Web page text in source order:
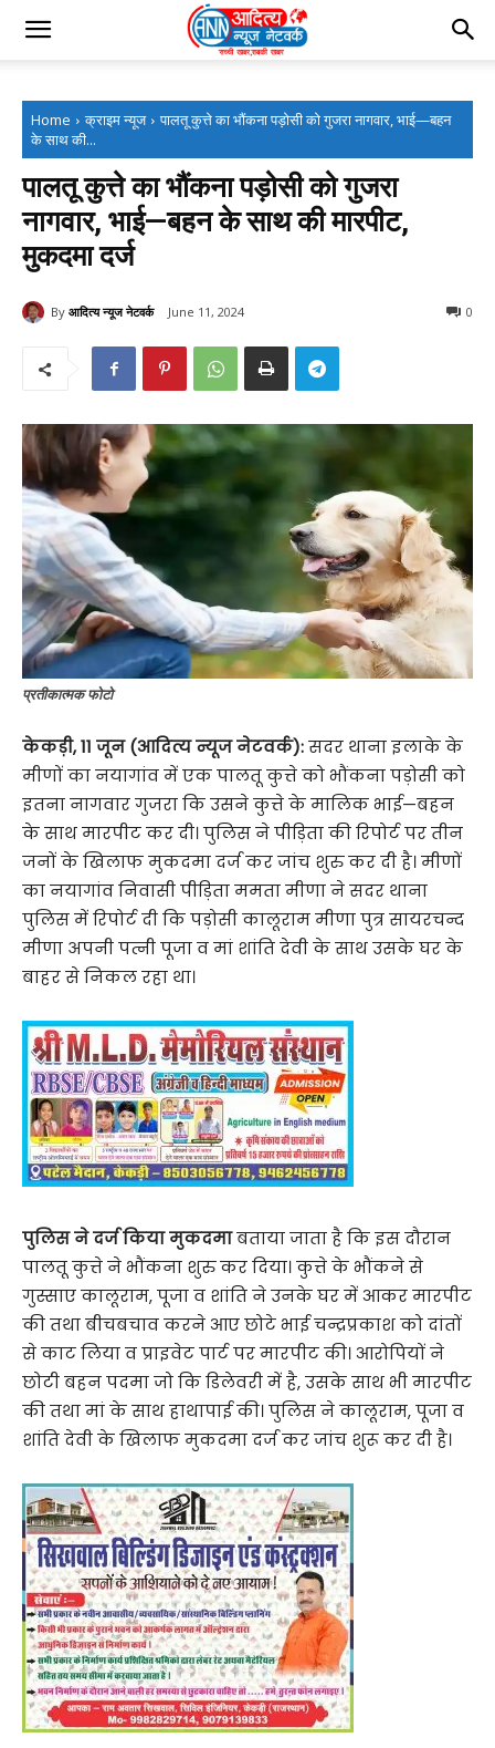
Home क्राइम न्यूज
पालतू कुत्ते का भौंकना पड़ोसी को गुजरा नागवार, भाई—बहन
के साथ की...
पालतू कुत्ते का भौंकना पड़ोसी को गुजरा
नागवार, भाई—बहन के साथ की मारपीट,
मुकदमा दर्ज
By आदित्य न्यूज नेटवर्क June 11, 2024 0
प्रतीकात्मक फोटो
केकड़ी, 11 जून (आदित्य न्यूज नेटवर्क):सदर थाना इलाके के
मीणों का नयागांव में एक पालतू कुत्ते को भौंकना पड़ोसी को
इतना नागवार गुजरा कि उसने कुत्ते के मालिक भाई—बहन
के साथ मारपीट कर दी। पुलिस ने पीड़िता की रिपोर्ट पर तीन
जनों के खिलाफ मुकदमा दर्ज कर जांच शुरु कर दी है। मीणों
का नयागांव निवासी पीड़िता ममता मीणा ने सदर थाना
पुलिस में रिपोर्ट दी कि पड़ोसी कालूराम मीणा पुत्र सायरचन्द
मीणा अपनी पत्नी पूजा व मां शांति देवी के साथ उसके घर के
बाहर से निकल रहा था।
पुलिस ने दर्ज किया मुकदमाबताया जाता है कि इस दौरान
पालतू कुत्ते ने भौंकना शुरु कर दिया। कुत्ते के भौंकने से
गुस्साए कालूराम, पूजा व शांति ने उनके घर में आकर मारपीट
की तथा बीचबचाव करने आए छोटे भाई चन्द्रप्रकाश को दांतों
से काट लिया व प्राइवेट पार्ट पर मारपीट की। आरोपियों ने
छोटी बहन पदमा जो कि डिलेवरी में है, उसके साथ भी मारपीट
की तथा मां के साथ हाथापाई की। पुलिस ने कालूराम, पूजा व
शांति देवी के खिलाफ मुकदमा दर्ज कर जांच शुरू कर दी है।